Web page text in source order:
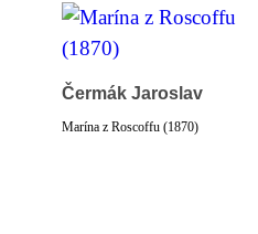
Čermák Jaroslav
Marína z Roscoffu (1870)